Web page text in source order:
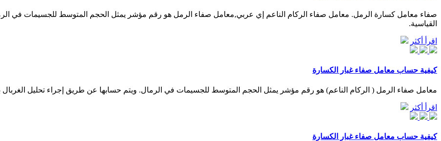
صفاء معامل كسارة الرمل. معامل صفاء الركام الناعم إي عربي,معامل صفاء الرمل هو رقم مؤشر يمثل الحجم المتوسط للجسيمات في
القياسية.
اقرأ أكثر
كيفية حساب معامل صفاء غبار الكسارة
معامل صفاء الرمل ( الركام الناعم) هو رقم مؤشر يمثل الحجم المتوسط للجسيمات في الرمال. ويتم حسابها عن طريق إجراء تحليل الغربال
اقرأ أكثر
كيفية حساب معامل صفاء غبار الكسارة